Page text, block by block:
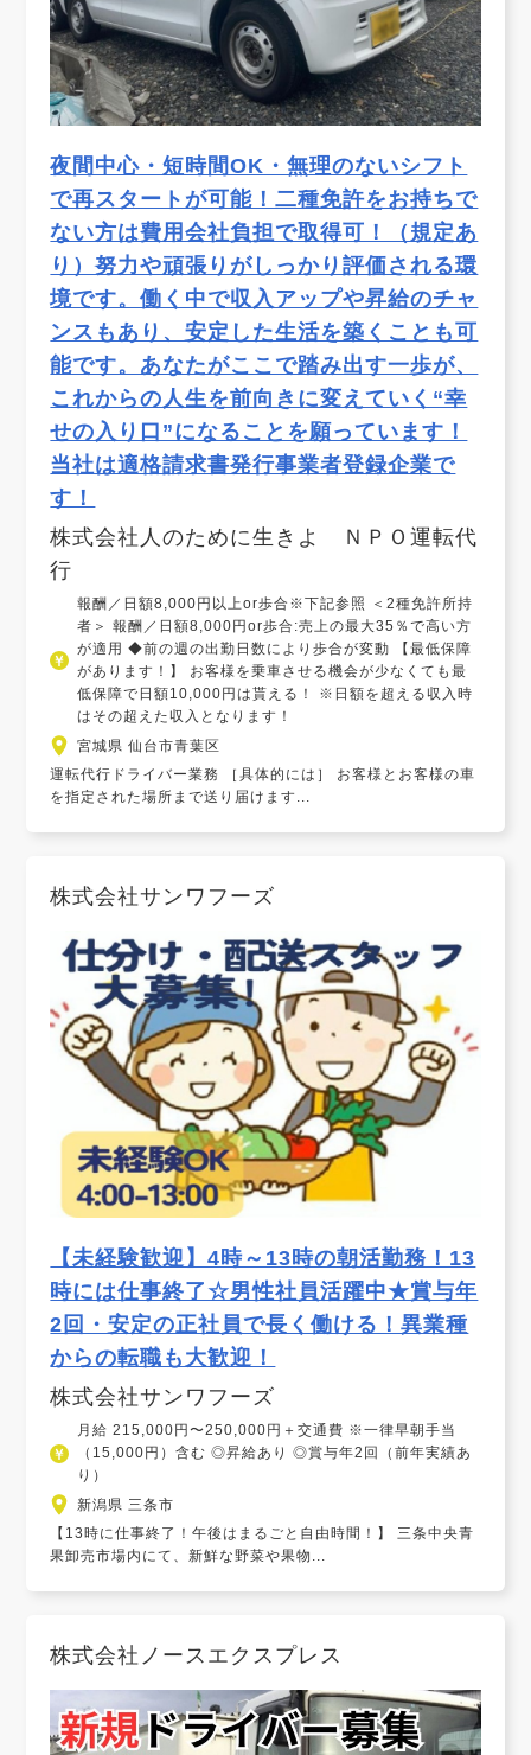
夜間中心・短時間OK・無理のないシフト
で再スタートが可能！二種免許をお持ちで
ない方は費用会社負担で取得可！（規定あ
り）努力や頑張りがしっかり評価される環
境です。働く中で収入アップや昇給のチャ
ンスもあり、安定した生活を築くことも可
能です。あなたがここで踏み出す一歩が、
これからの人生を前向きに変えていく“幸
せの入り口”になることを願っています！
当社は適格請求書発行事業者登録企業で
す！
株式会社人のために生きよ ＮＰＯ運転代
行
報酬／日額8,000円以上or歩合※下記参照 ＜2種免許所持
者＞ 報酬／日額8,000円or歩合:売上の最大35％で高い方
が適用 ◆前の週の出勤日数により歩合が変動 【最低保障
があります！】 お客様を乗車させる機会が少なくても最
低保障で日額10,000円は貰える！ ※日額を超える収入時
はその超えた収入となります！
宮城県 仙台市青葉区
運転代行ドライバー業務 ［具体的には］ お客様とお客様の車
を指定された場所まで送り届けます...
株式会社サンワフーズ
【未経験歓迎】4時～13時の朝活勤務！13
時には仕事終了☆男性社員活躍中★賞与年
2回・安定の正社員で長く働ける！異業種
からの転職も大歓迎！
株式会社サンワフーズ
月給 215,000円〜250,000円＋交通費 ※一律早朝手当
（15,000円）含む ◎昇給あり ◎賞与年2回（前年実績あ
り）
新潟県 三条市
【13時に仕事終了！午後はまるごと自由時間！】 三条中央青
果卸売市場内にて、新鮮な野菜や果物...
株式会社ノースエクスプレス